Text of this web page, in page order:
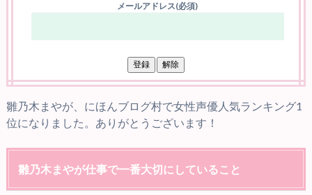
メールアドレス(必須)
雛乃木まやが、にほんブログ村で女性声優人気ランキング1
位になりました。ありがとうございます！
雛乃木まやが仕事で一番大切にしていること